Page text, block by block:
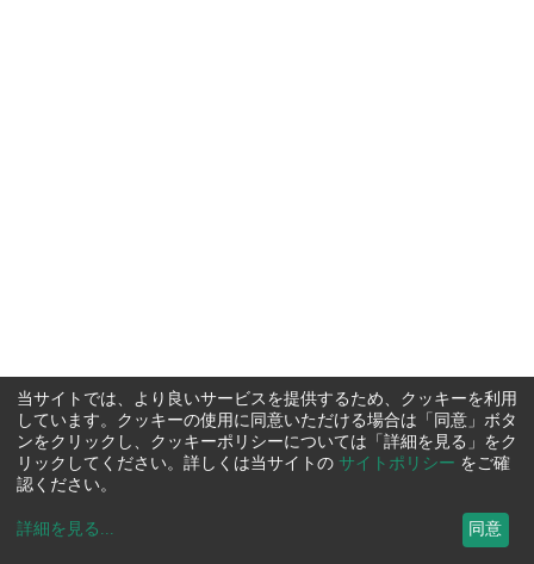
当サイトでは、より良いサービスを提供するため、クッキーを利用
しています。クッキーの使用に同意いただける場合は「同意」ボタ
ンをクリックし、クッキーポリシーについては「詳細を見る」をク
リックしてください。詳しくは当サイトの サイトポリシー をご確
認ください。
詳細を見る ... 同意